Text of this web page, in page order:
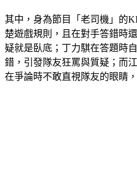
其中，身為節目「老司機」的
楚遊戲規則，且在對手答錯時
疑就是臥底；丁力騏在答題時
錯，引發隊友狂罵與質疑；而
在爭論時不敢直視隊友的眼睛